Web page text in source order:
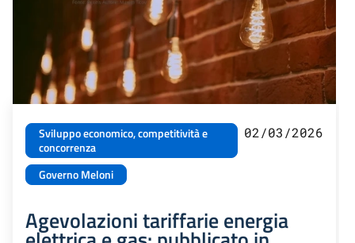
Sviluppo economico, competitività e
concorrenza
Governo Meloni
02/03/2026
Agevolazioni tariffarie energia